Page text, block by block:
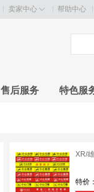
卖家中心 帮助中心
售后服务 特色服
XR/
特价：